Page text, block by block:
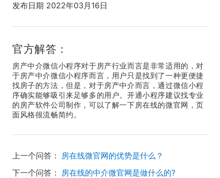
发布日期 2022年03月16日
官方解答：
房产中介微信小程序对于房产行业而言是非常适用的，对
于房产中介微信小程序而言，用户只是找到了一种更便捷
找房子的方法，但是，对于房产中介而言，通过微信小程
序确实能够吸引来足够多的用户。开通小程序建议找专业
的房产软件公司制作，可以了解一下房在线的微官网，页
面风格很流畅简约。
上一个问答： 房在线微官网的优势是什么？
下一个问答： 房在线的中介微官网是做什么的?